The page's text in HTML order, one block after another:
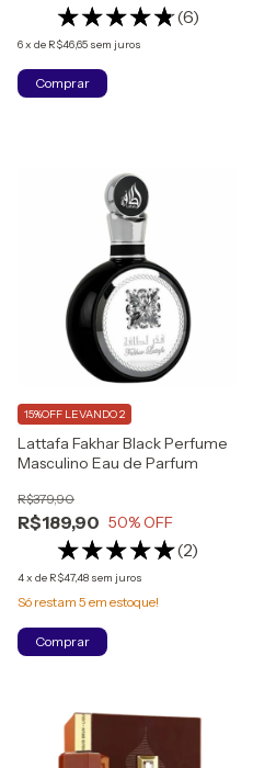
(6)
6x de R$46,65 sem juros
Lattafa Fakhar Black Perfume
Masculino Eau de Parfum
R$189,90
R$379,90
50% OFF
(2)
4x de R$47,48 sem juros
15%OFF LEVANDO 2
Só restam 5 em estoque!
Comprar